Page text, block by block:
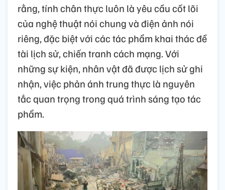
rằng, tính chân thực luôn là yêu cầu cốt lõi
của nghệ thuật nói chung và điện ảnh nói
riêng, đặc biệt với các tác phẩm khai thác đề
tài lịch sử, chiến tranh cách mạng. Với
những sự kiện, nhân vật đã được lịch sử ghi
nhận, việc phản ánh trung thực là nguyên
tắc quan trọng trong quá trình sáng tạo tác
phẩm.